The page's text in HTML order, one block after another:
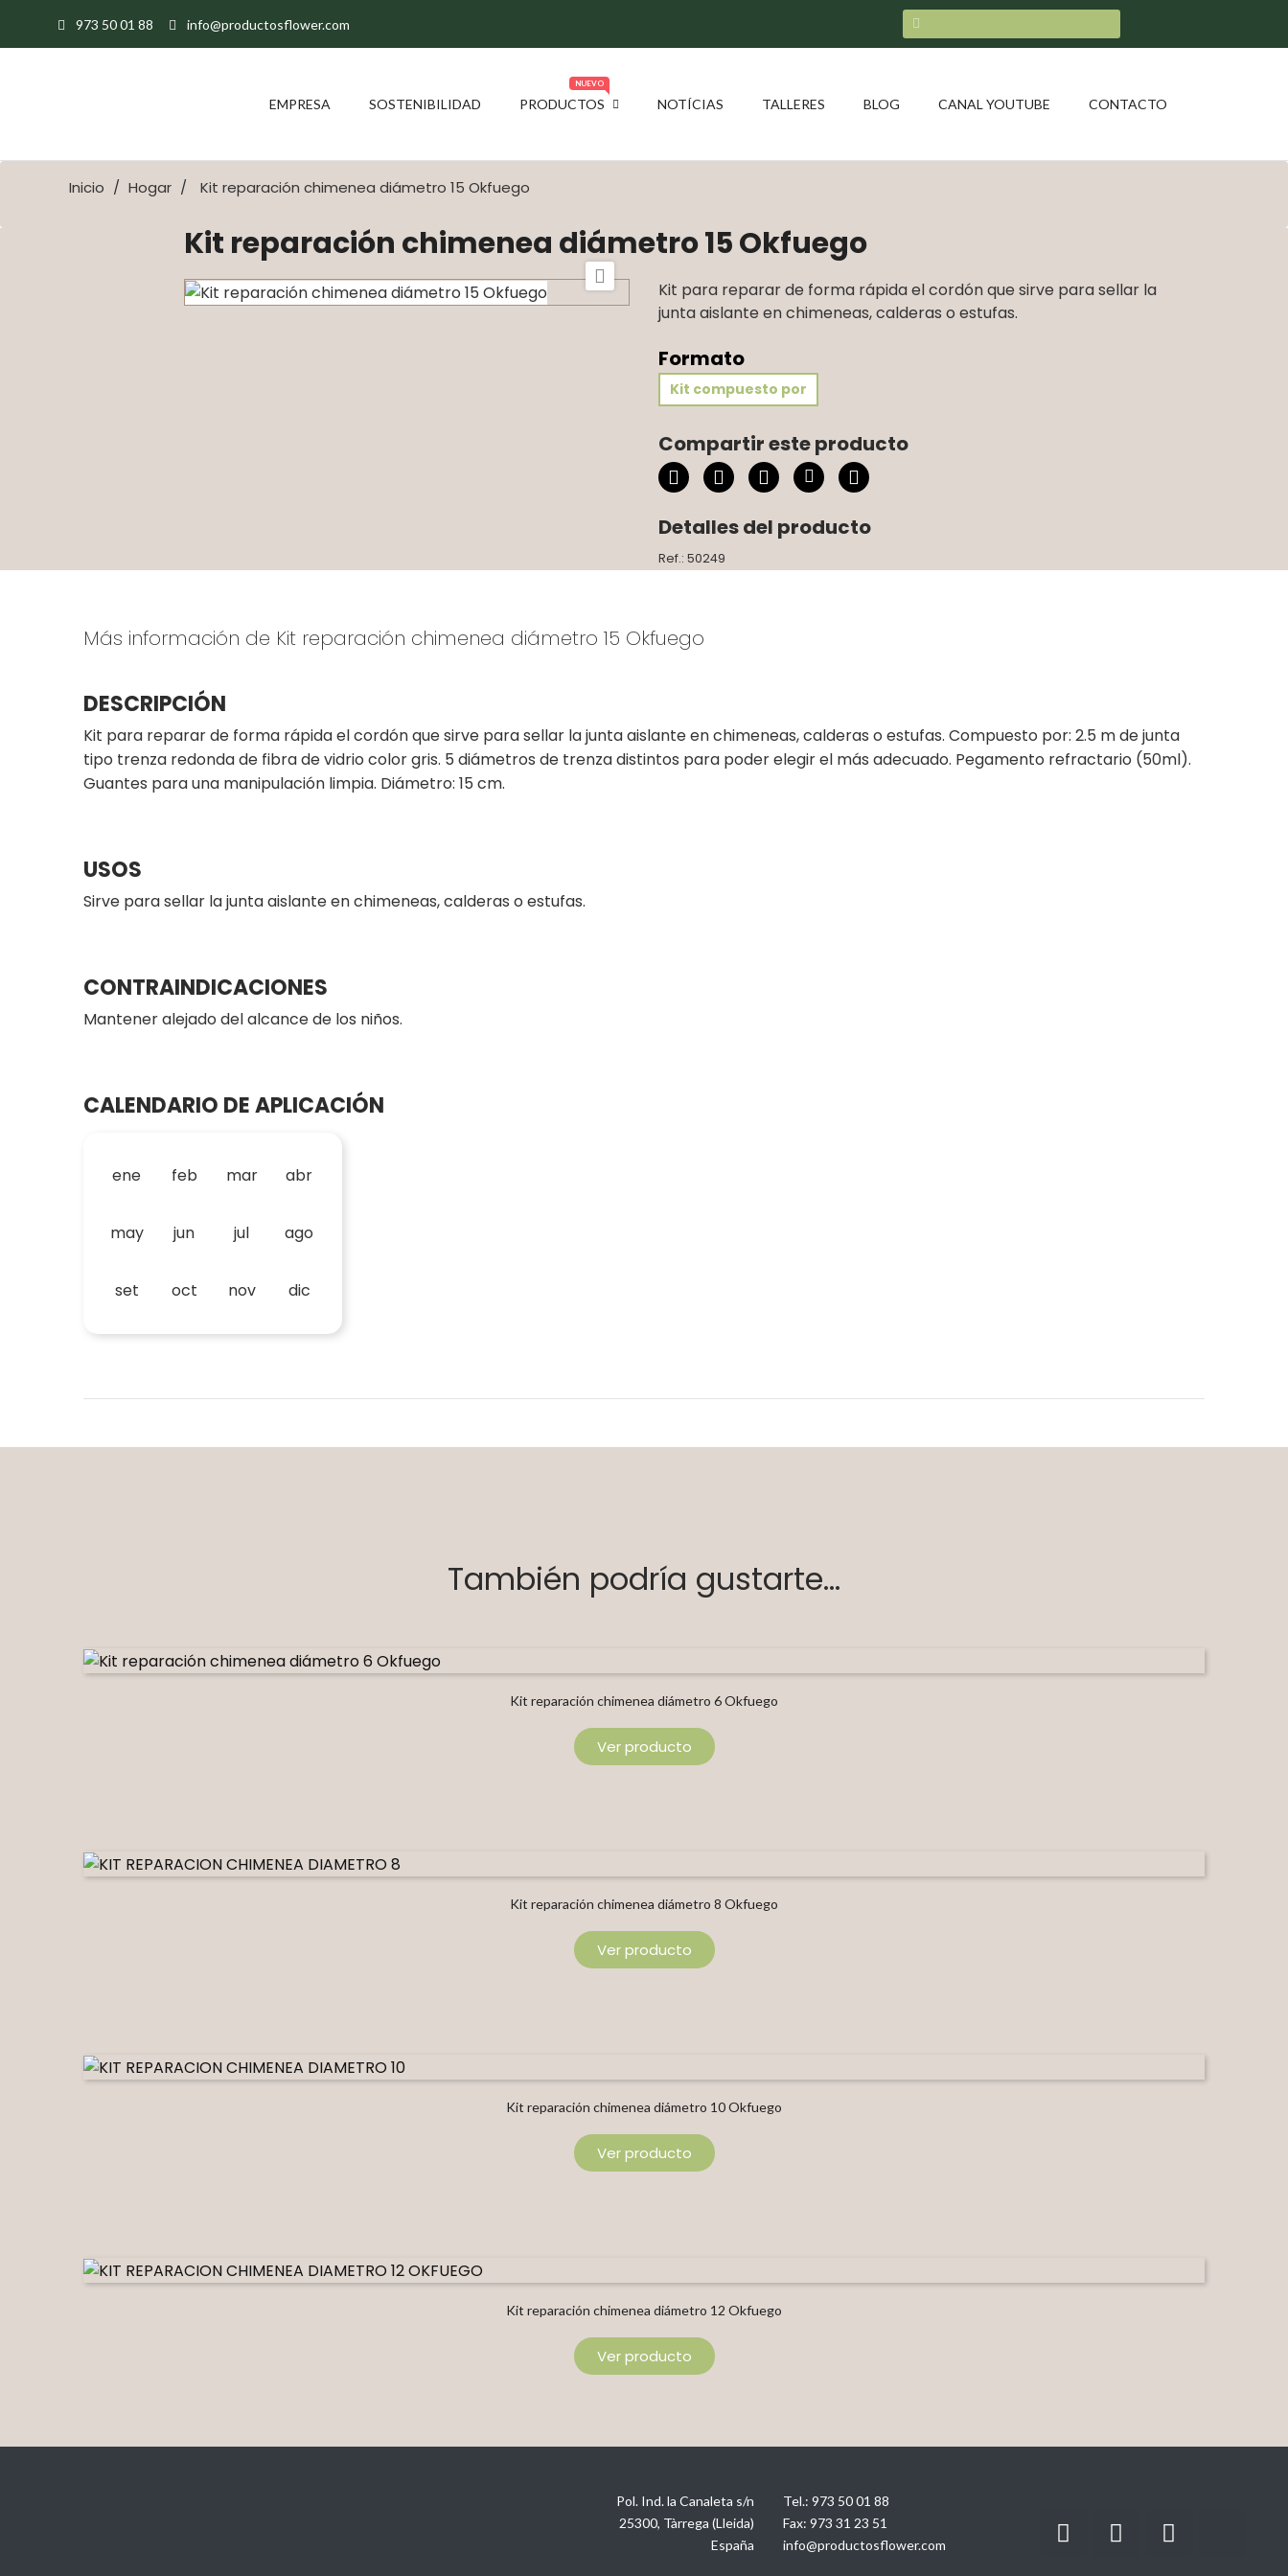
973 50 01 88 info@productosflower.com
EMPRESA SOSTENIBILIDAD PRODUCTOS
NUEVO
NOTÍCIAS TALLERES BLOG CANAL YOUTUBE CONTACTO
Inicio Hogar Kit reparación chimenea diámetro 15 Okfuego
Kit reparación chimenea diámetro 15 Okfuego

Kit para reparar de forma rápida el cordón que sirve para sellar la
junta aislante en chimeneas, calderas o estufas.
Formato
Kit compuesto por
Compartir este producto
Detalles del producto
Ref.: 50249
Más información de Kit reparación chimenea diámetro 15 Okfuego
DESCRIPCIÓN
Kit para reparar de forma rápida el cordón que sirve para sellar la junta aislante en chimeneas, calderas o estufas. Compuesto por: 2.5 m de junta
tipo trenza redonda de fibra de vidrio color gris. 5 diámetros de trenza distintos para poder elegir el más adecuado. Pegamento refractario (50ml).
Guantes para una manipulación limpia. Diámetro: 15 cm.
USOS
Sirve para sellar la junta aislante en chimeneas, calderas o estufas.
CONTRAINDICACIONES
Mantener alejado del alcance de los niños.
CALENDARIO DE APLICACIÓN
ene feb mar abr
may jun jul ago
set oct nov dic
También podría gustarte...
Kit reparación chimenea diámetro 6 Okfuego
Ver producto
Kit reparación chimenea diámetro 8 Okfuego
Ver producto
Kit reparación chimenea diámetro 10 Okfuego
Ver producto
Kit reparación chimenea diámetro 12 Okfuego
Ver producto
Pol. Ind. la Canaleta s/n
25300, Tàrrega (Lleida)
España
Tel.: 973 50 01 88
Fax: 973 31 23 51
info@productosflower.com